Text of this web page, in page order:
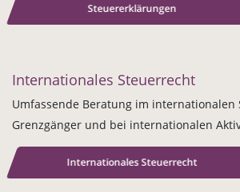
Steuererklärungen
Internationales Steuerrecht
Umfassende Beratung im internationalen
Grenzgänger und bei internationalen
Internationales Steuerrecht